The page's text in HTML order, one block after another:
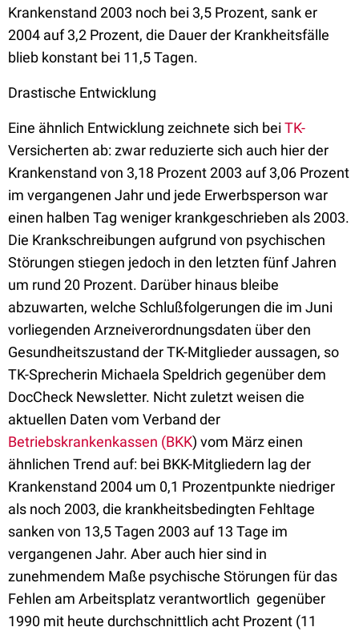
Krankenstand 2003 noch bei 3,5 Prozent, sank er
2004 auf 3,2 Prozent, die Dauer der Krankheitsfälle
blieb konstant bei 11,5 Tagen.
Drastische Entwicklung
Eine ähnlich Entwicklung zeichnete sich bei TK-
Versicherten ab: zwar reduzierte sich auch hier der
Krankenstand von 3,18 Prozent 2003 auf 3,06 Prozent
im vergangenen Jahr und jede Erwerbsperson war
einen halben Tag weniger krankgeschrieben als 2003.
Die Krankschreibungen aufgrund von psychischen
Störungen stiegen jedoch in den letzten fünf Jahren
um rund 20 Prozent. Darüber hinaus bleibe
abzuwarten, welche Schlußfolgerungen die im Juni
vorliegenden Arzneiverordnungsdaten über den
Gesundheitszustand der TK-Mitglieder aussagen, so
TK-Sprecherin Michaela Speldrich gegenüber dem
DocCheck Newsletter. Nicht zuletzt weisen die
aktuellen Daten vom Verband der
Betriebskrankenkassen (BKK) vom März einen
ähnlichen Trend auf: bei BKK-Mitgliedern lag der
Krankenstand 2004 um 0,1 Prozentpunkte niedriger
als noch 2003, die krankheitsbedingten Fehltage
sanken von 13,5 Tagen 2003 auf 13 Tage im
vergangenen Jahr. Aber auch hier sind in
zunehmendem Maße psychische Störungen für das
Fehlen am Arbeitsplatz verantwortlich  gegenüber
1990 mit heute durchschnittlich acht Prozent (11